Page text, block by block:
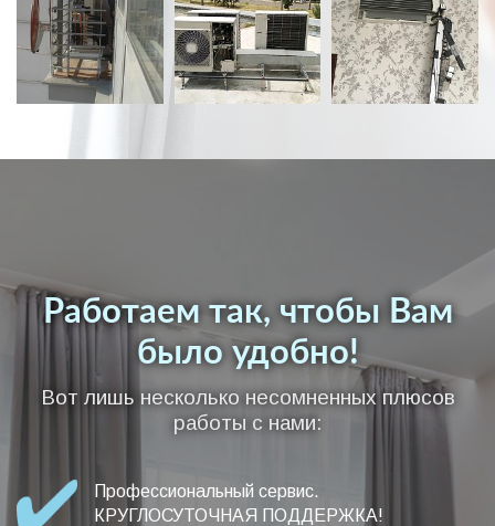
Работаем так, чтобы Вам
было удобно!
Вот лишь несколько несомненных плюсов
работы с нами:
Профессиональный сервис.
КРУГЛОСУТОЧНАЯ ПОДДЕРЖКА!